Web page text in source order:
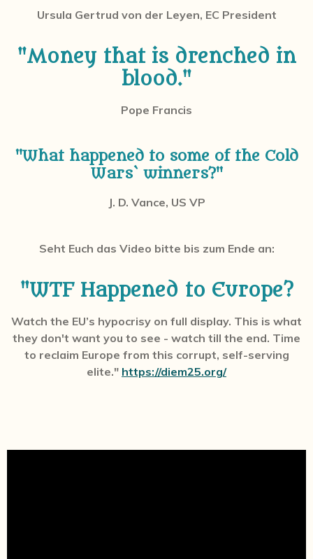
Ursula Gertrud von der Leyen, EC President
"Money that is drenched in
blood."
Pope Francis
"What happened to some of the Cold
Wars` winners?"
J. D. Vance, US VP
Seht Euch das Video bitte bis zum Ende an:
"WTF Happened to Europe?
Watch the EU’s hypocrisy on full display. This is what
they don't want you to see - watch till the end. Time
to reclaim Europe from this corrupt, self-serving
elite." https://diem25.org/